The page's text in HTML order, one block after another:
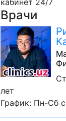
Врачи
лет
График: Пн-Сб